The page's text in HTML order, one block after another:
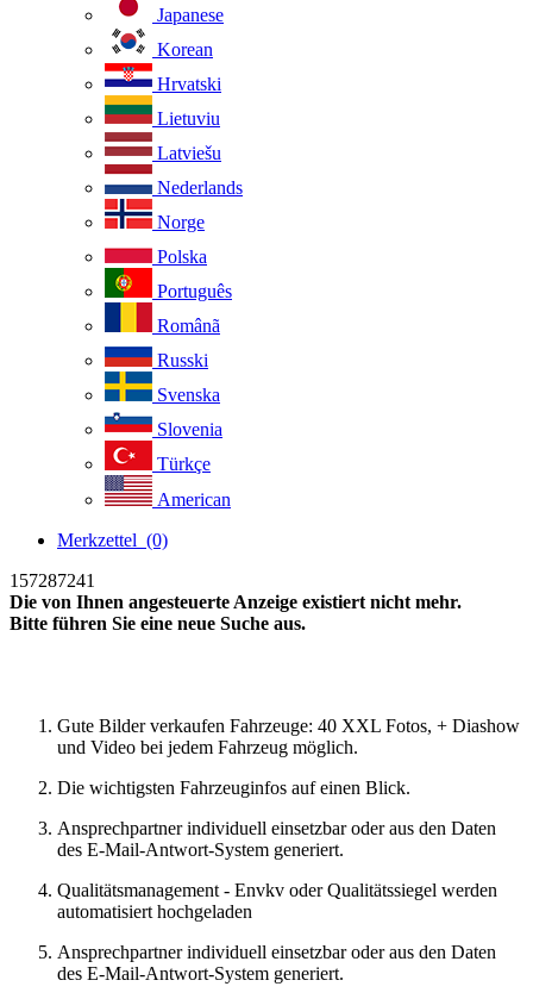
Japanese
Korean
Hrvatski
Lietuviu
Latviešu
Nederlands
Norge
Polska
Português
Românã
Russki
Svenska
Slovenia
Türkçe
American
Merkzettel (0)
157287241
Die von Ihnen angesteuerte Anzeige existiert nicht mehr.
Bitte führen Sie eine neue Suche aus.
Gute Bilder verkaufen Fahrzeuge: 40 XXL Fotos, + Diashow
und Video bei jedem Fahrzeug möglich.
Die wichtigsten Fahrzeuginfos auf einen Blick.
Ansprechpartner individuell einsetzbar oder aus den Daten
des E-Mail-Antwort-System generiert.
Qualitätsmanagement - Envkv oder Qualitätssiegel werden
automatisiert hochgeladen
Ansprechpartner individuell einsetzbar oder aus den Daten
des E-Mail-Antwort-System generiert.